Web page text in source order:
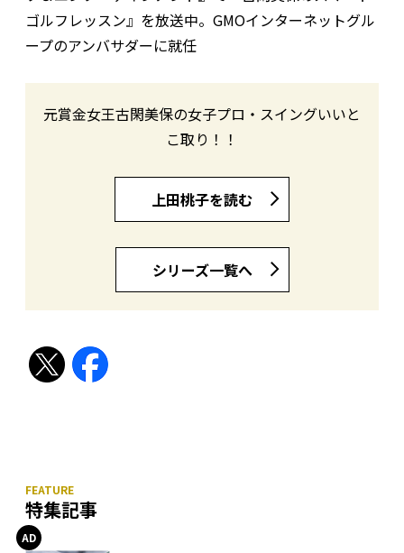
ゴルフレッスン』を放送中。GMOインターネットグル
ープのアンバサダーに就任
元賞金女王古閑美保の女子プロ・スイングいいと
こ取り！！
上田桃子を読む
シリーズ一覧へ
特集記事